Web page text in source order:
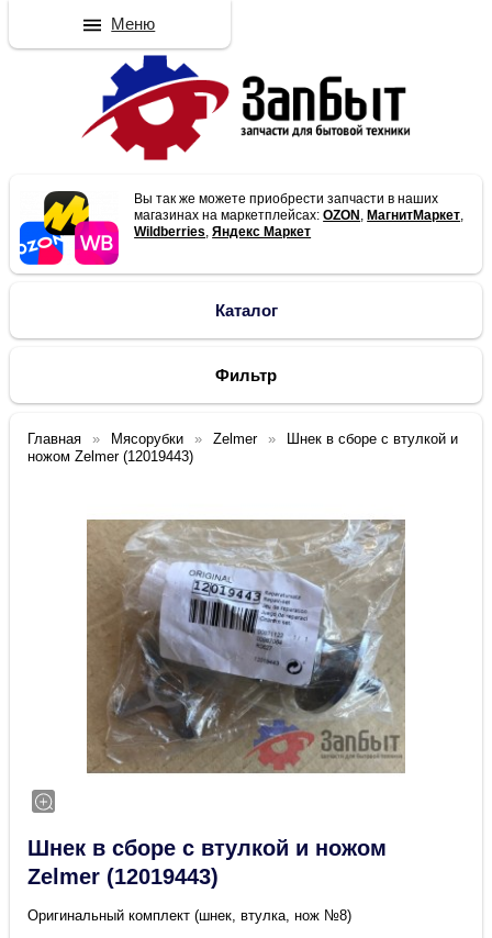
Вы так же можете приобрести запчасти в наших
магазинах на маркетплейсах:OZON , МагнитМаркет,
Wildberries,Яндекс Маркет
Каталог
Фильтр
Главная Мясорубки Zelmer
Шнек в сборе с втулкой и
ножом Zelmer (12019443)
Шнек в сборе с втулкой и ножом
Zelmer (12019443)
Оригинальный комплект (шнек, втулка, нож №8)
Меню